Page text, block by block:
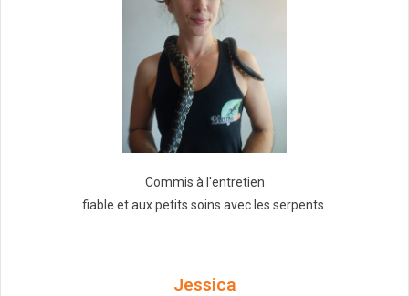
Commis à l'entretien
fiable et aux petits soins avec les serpents.
Jessica